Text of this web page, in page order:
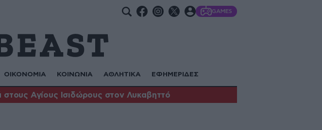
GAMES
ΟΙΚΟΝΟΜΙΑ ΚΟΙΝΩΝΙΑ ΑΘΛΗΤΙΚΑ ΕΦΗΜΕΡΙΔΕΣ
στους Αγίους Ισιδώρους στον Λυκαβηττό